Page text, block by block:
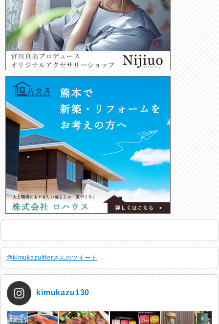
@kimukazuitterさんのツイート
kimukazu130